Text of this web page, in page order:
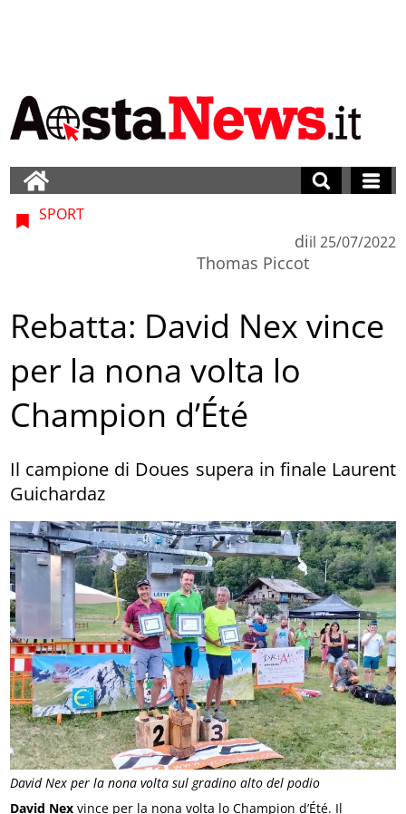
David Nex per la nona volta sul gradino alto del podio
SPORT
di
Thomas Piccot
il 25/07/2022
Rebatta: David Nex vince
per la nona volta lo
Champion d’Été
Il campione di Doues supera in finale Laurent
Guichardaz
David Nex vince per la nona volta lo Champion d’Été. Il